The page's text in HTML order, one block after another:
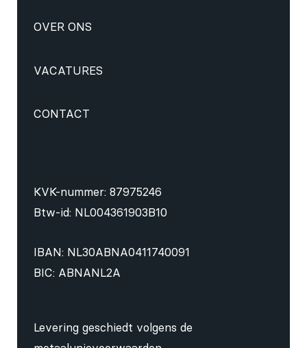
OVER ONS
VACATURES
CONTACT
KVK-nummer: 87975246
Btw-id: NL004361903B10
IBAN: NL30ABNA0411740091
BIC: ABNANL2A
Levering geschiedt volgens de